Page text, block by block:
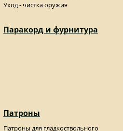
Уход - чистка оружия
Паракорд и фурнитура
Патроны
Патроны для гладкоствольного